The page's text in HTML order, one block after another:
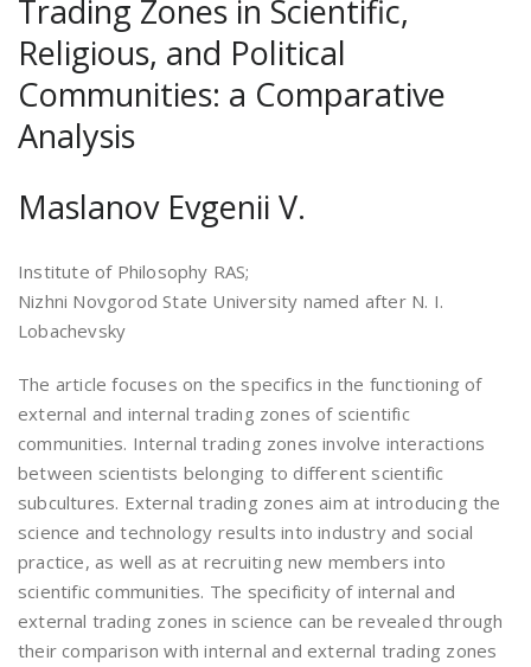
Trading Zones in Scientific,
Religious, and Political
Communities: a Comparative
Analysis
Maslanov Evgenii V.
Institute of Philosophy RAS;
Nizhni Novgorod State University named after N. I.
Lobachevsky
The article focuses on the specifics in the functioning of
external and internal trading zones of scientific
communities. Internal trading zones involve interactions
between scientists belonging to different scientific
subcultures. External trading zones aim at introducing the
science and technology results into industry and social
practice, as well as at recruiting new members into
scientific communities. The specificity of internal and
external trading zones in science can be revealed through
their comparison with internal and external trading zones